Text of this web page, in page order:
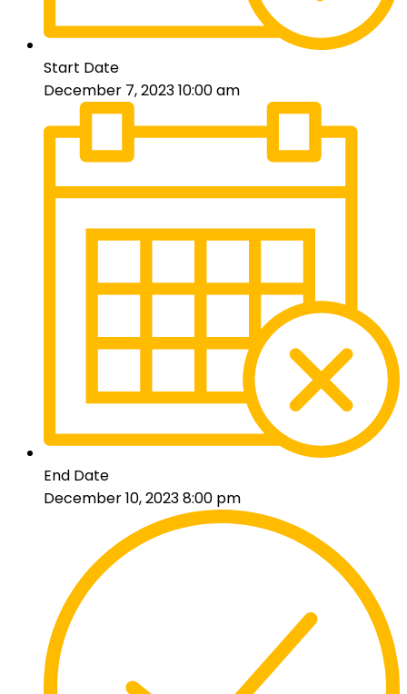
Start Date
December 7, 2023 10:00 am
End Date
December 10, 2023 8:00 pm